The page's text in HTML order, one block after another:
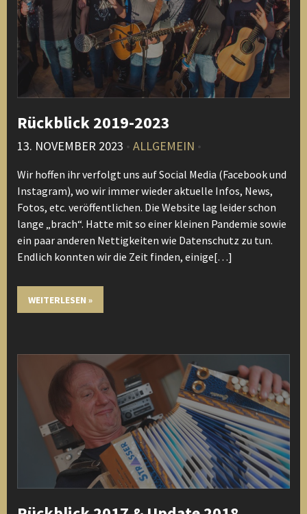
Rückblick 2019-2023
13. NOVEMBER 2023 • ALLGEMEIN •
Wir hoffen ihr verfolgt uns auf Social Media (Facebook und
Instagram), wo wir immer wieder aktuelle Infos, News,
Fotos, etc. veröffentlichen. Die Website lag leider schon
lange „brach“. Hatte mit so einer kleinen Pandemie sowie
ein paar anderen Nettigkeiten wie Datenschutz zu tun.
Endlich konnten wir die Zeit finden, einige[…]
WEITERLESEN »